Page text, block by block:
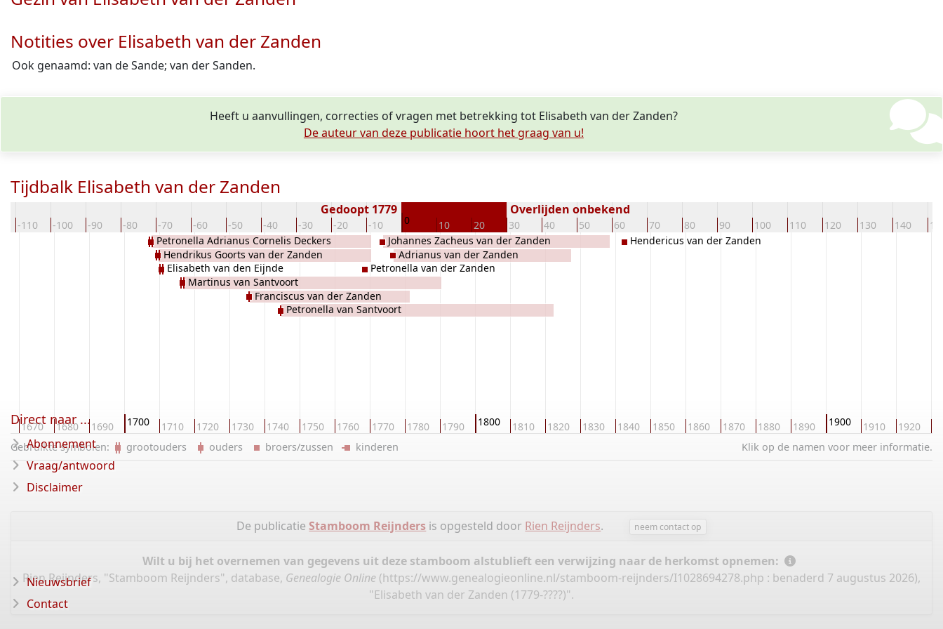
Notities over Elisabeth van der Zanden
Ook genaamd: van de Sande; van der Sanden.
Heeft u aanvullingen, correcties of vragen met betrekking tot Elisabeth van der Zanden?
De auteur van deze publicatie hoort het graag van u!
Tijdbalk Elisabeth van der Zanden
-110 -100 -90 -80 -70 -60 -50 -40 -30 -20 -10 0 10 20 30 40 50 60 70 80 90 100 110 120 130 140
Gedoopt 1779 Overlijden onbekend
1670 1680 1690 1700 1710 1720 1730 1740 1750 1760 1770 1780 1790 1800 1810 1820 1830 1840 1850 1860 1870 1880 1890 1900 1910 1920
Petronella Adrianus Cornelis Deckers
Hendrikus Goorts van der Zanden
Elisabeth van den Eijnde
Martinus van Santvoort
Franciscus van der Zanden
Petronella van Santvoort
Petronella van der Zanden
Johannes Zacheus van der Zanden
Adrianus van der Zanden
Hendericus van der Zanden
Klik op de namen voor meer informatie.
Gebruikte symbolen: grootouders ouders broers/zussen kinderen
De publicatieStamboom Reijnders is opgesteld door Rien Reijnders. neem contact op
Wilt u bij het overnemen van gegevens uit deze stamboom alstublieft een verwijzing naar de herkomst opnemen:
Rien Reijnders, "Stamboom Reijnders", database, Genealogie Online (https://www.genealogieonline.nl/stamboom-reijnders/I1028694278.php : benaderd 7 augustus 2026),
"Elisabeth van der Zanden (1779-????)".
Direct naar ...
Abonnement
Vraag/antwoord
Disclaimer
Nieuwsbrief
Contact